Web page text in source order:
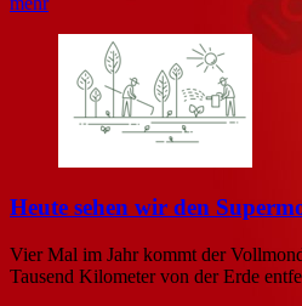
Heute sehen wir den
Vier Mal im Jahr kommt der
Tausend Kilometer von der Erde